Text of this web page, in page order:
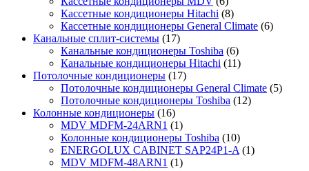
Кассетные кондиционеры Hitachi (8)
Кассетные кондиционеры General Climate (6)
Канальные сплит-системы (17)
Канальные кондиционеры Toshiba (6)
Канальные кондиционеры Hitachi (11)
Потолочные кондиционеры (17)
Потолочные кондиционеры General Climate (5)
Потолочные кондиционеры Toshiba (12)
Колонные кондиционеры (16)
MDV MDFM-24ARN1 (1)
Колонные кондиционеры Toshiba (10)
ENERGOLUX CABINET SAP24P1-A (1)
MDV MDFM-48ARN1 (1)